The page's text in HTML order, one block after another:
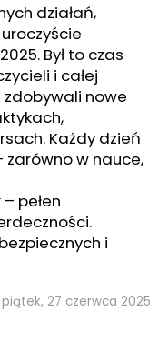
działań,
Był to czas
i całej
zdobywali nowe
Każdy dzień
zarówno w nauce,
pełen
i
piątek, 27 czerwca 2025